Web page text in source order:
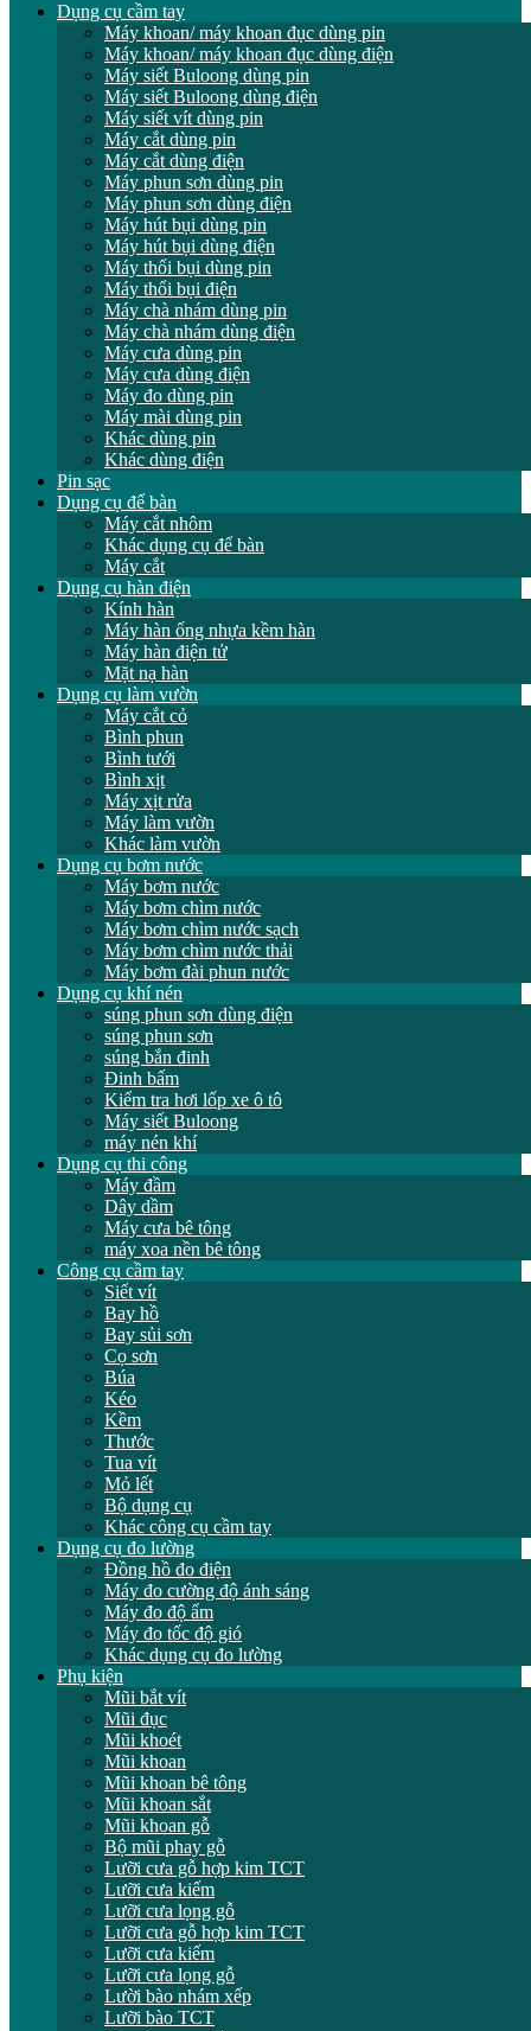
Dụng cụ cầm tay
Máy khoan/ máy khoan đục dùng pin
Máy khoan/ máy khoan đục dùng điện
Máy siết Buloong dùng pin
Máy siết Buloong dùng điện
Máy siết vít dùng pin
Máy cắt dùng pin
Máy cắt dùng điện
Máy phun sơn dùng pin
Máy phun sơn dùng điện
Máy hút bụi dùng pin
Máy hút bụi dùng điện
Máy thổi bụi dùng pin
Máy thổi bụi điện
Máy chà nhám dùng pin
Máy chà nhám dùng điện
Máy cưa dùng pin
Máy cưa dùng điện
Máy đo dùng pin
Máy mài dùng pin
Khác dùng pin
Khác dùng điện
Pin sạc
Dụng cụ để bàn
Máy cắt nhôm
Khác dụng cụ để bàn
Máy cắt
Dụng cụ hàn điện
Kính hàn
Máy hàn ống nhựa kềm hàn
Máy hàn điện tử
Mặt nạ hàn
Dụng cụ làm vườn
Máy cắt cỏ
Bình phun
Bình tưới
Bình xịt
Máy xịt rửa
Máy làm vườn
Khác làm vườn
Dụng cụ bơm nước
Máy bơm nước
Máy bơm chìm nước
Máy bơm chìm nước sạch
Máy bơm chìm nước thải
Máy bơm đài phun nước
Dụng cụ khí nén
súng phun sơn dùng điện
súng phun sơn
súng bắn đinh
Đinh bấm
Kiểm tra hơi lốp xe ô tô
Máy siết Buloong
máy nén khí
Dụng cụ thi công
Máy đầm
Dây dầm
Máy cưa bê tông
máy xoa nền bê tông
Công cụ cầm tay
Siết vít
Bay hồ
Bay sủi sơn
Cọ sơn
Búa
Kéo
Kềm
Thước
Tua vít
Mỏ lết
Bộ dụng cụ
Khác công cụ cầm tay
Dụng cụ đo lường
Đồng hồ đo điện
Máy đo cường độ ánh sáng
Máy đo độ ẩm
Máy đo tốc độ gió
Khác dụng cụ đo lường
Phụ kiện
Mũi bắt vít
Mũi đục
Mũi khoét
Mũi khoan
Mũi khoan bê tông
Mũi khoan sắt
Mũi khoan gỗ
Bộ mũi phay gỗ
Lưỡi cưa gỗ hợp kim TCT
Lưỡi cưa kiếm
Lưỡi cưa lọng gỗ
Lưỡi cưa gỗ hợp kim TCT
Lưỡi cưa kiếm
Lưỡi cưa lọng gỗ
Lười bào nhám xếp
Lưỡi bào TCT